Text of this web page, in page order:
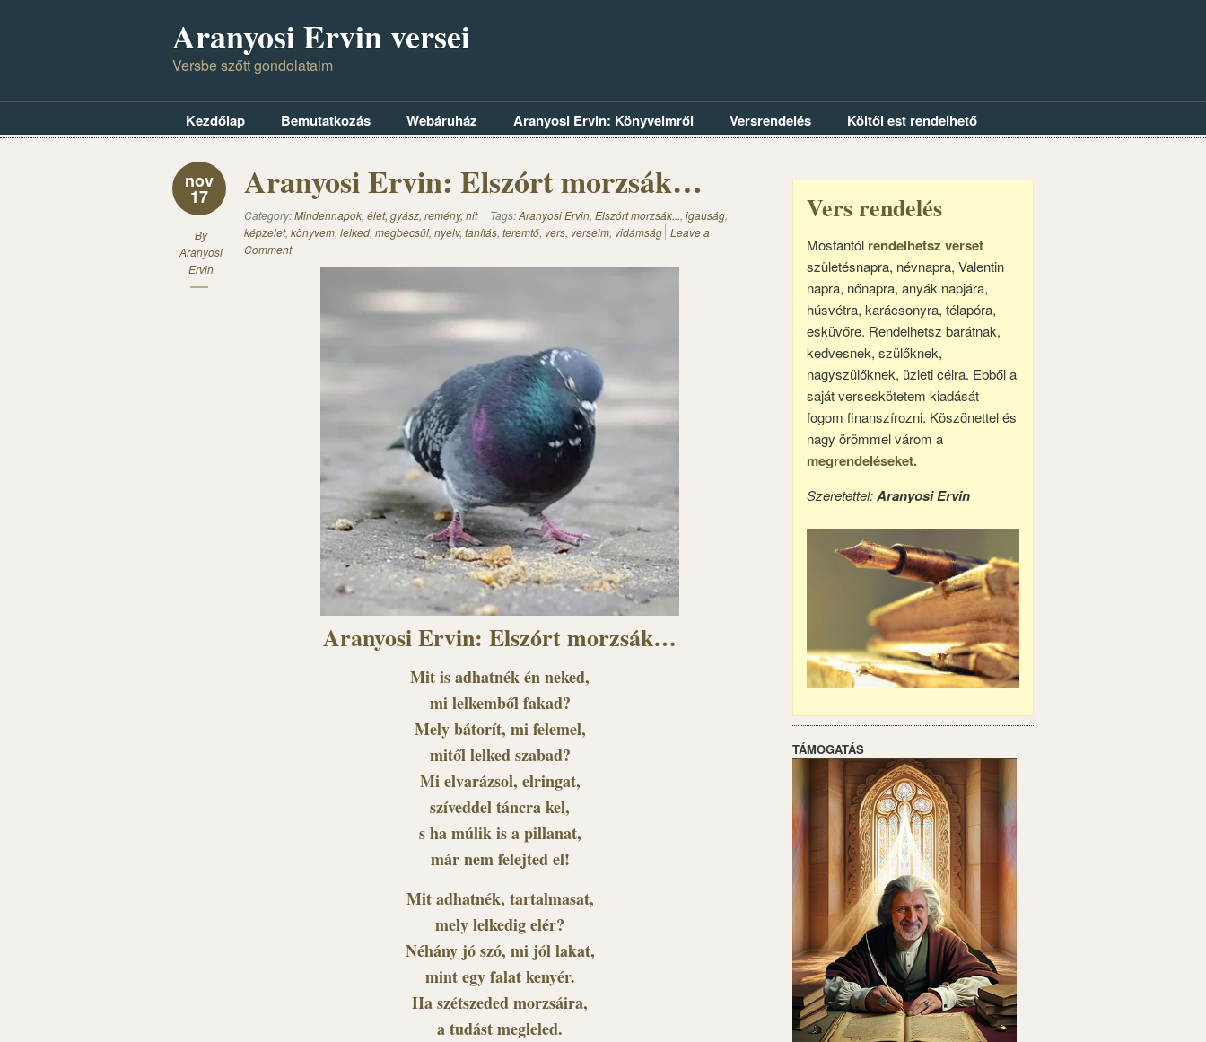
Aranyosi Ervin versei
Versbe szőtt gondolataim
Kezdőlap Bemutatkozás Webáruház Aranyosi Ervin: Könyveimről Versrendelés Költői est rendelhető
nov
17
By
Aranyosi
Ervin
Aranyosi Ervin: Elszórt morzsák…
Category:Mindennapok, élet, gyász, remény, hit Tags:Aranyosi Ervin, Elszórt morzsák..., igauság,
képzelet, könyvem, lelked, megbecsül, nyelv, tanítás, teremtő, vers, verseim, vidámság Leave a
Comment
Aranyosi Ervin: Elszórt morzsák…
Mit is adhatnék én neked,
mi lelkemből fakad?
Mely bátorít, mi felemel,
mitől lelked szabad?
Mi elvarázsol, elringat,
szíveddel táncra kel,
s ha múlik is a pillanat,
már nem felejted el!
Mit adhatnék, tartalmasat,
mely lelkedig elér?
Néhány jó szó, mi jól lakat,
mint egy falat kenyér.
Ha szétszeded morzsáira,
a tudást megleled.
Vers rendelés
Mostantól rendelhetsz verset
születésnapra, névnapra, Valentin
napra, nőnapra, anyák napjára,
húsvétra, karácsonyra, télapóra,
esküvőre. Rendelhetsz barátnak,
kedvesnek, szülőknek,
nagyszülőknek, üzleti célra. Ebből a
saját verseskötetem kiadását
fogom finanszírozni. Köszönettel és
nagy örömmel várom a
megrendeléseket.
Szeretettel:Aranyosi Ervin
TÁMOGATÁS